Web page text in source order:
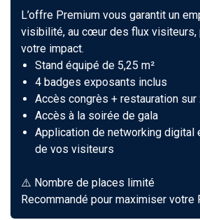
L’offre Premium vous garantit un
visibilité, au cœur des flux visiteurs,
votre impact.
Stand équipé de 5,25 m²
4 badges exposants inclus
Accès congrès + restauration sur
Accès à la soirée de gala
Application de networking digital
de vos visiteurs
⚠️ Nombre de places limité
Recommandé pour maximiser votre